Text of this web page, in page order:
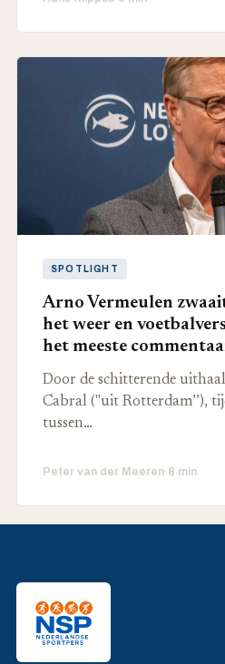
SPOTLIGHT
Arno Vermeulen
het weer en
het meeste
Door de schitterende
Cabral ("uit Rotterdam’’),
tussen…
Peter van der Meeren·8 min